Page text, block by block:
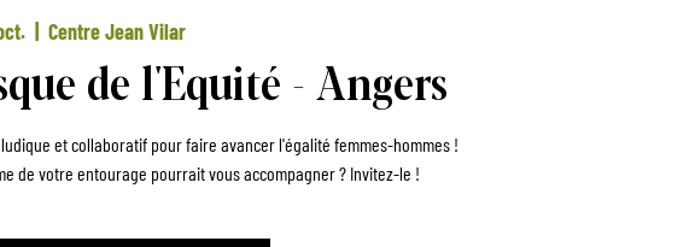
Centre Jean Vilar
de l'Equité - Angers
et collaboratif pour faire avancer l'égalité femmes-hommes !